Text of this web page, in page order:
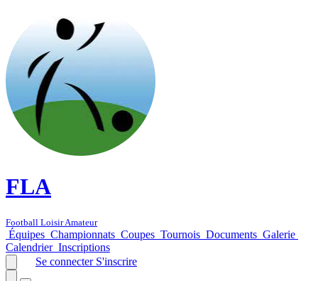
FLA
Football Loisir Amateur
Équipes Championnats Coupes Tournois Documents Galerie
Calendrier Inscriptions
Se connecter S'inscrire